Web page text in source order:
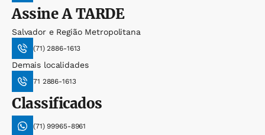
AssineA TARDE
Salvador e Região Metropolitana
(71) 2886-1613
Demais localidades
71 2886-1613
Classificados
(71) 99965-8961